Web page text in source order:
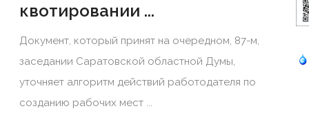
квотировании ...
Документ, который принят на очередном, 87-м,
заседании Саратовской областной Думы,
уточняет алгоритм действий работодателя по
созданию рабочих мест ...